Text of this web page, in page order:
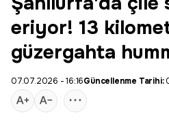
eriyor! 13
güzergahta
07.07.2026 - 16:16Güncellenme Tarihi: